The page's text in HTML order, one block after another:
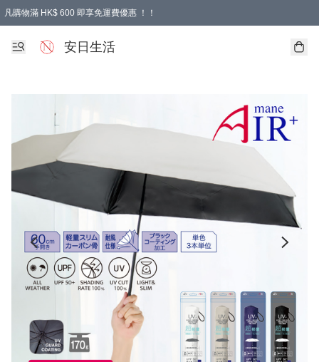
凡購物滿 HK$ 600 即享免運費優惠 ！！
安日生活